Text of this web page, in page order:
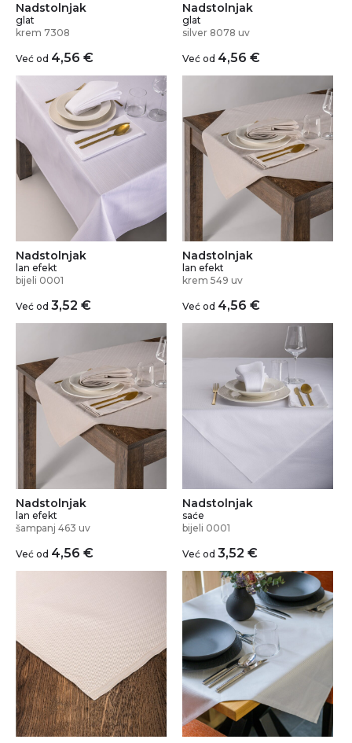
Nadstolnjak
glat
krem 7308
Već od 4,56 €
Nadstolnjak
glat
silver 8078 uv
Već od 4,56 €
Nadstolnjak
lan efekt
bijeli 0001
Već od 3,52 €
Nadstolnjak
lan efekt
krem 549 uv
Već od 4,56 €
Nadstolnjak
lan efekt
šampanj 463 uv
Već od 4,56 €
Nadstolnjak
saće
bijeli 0001
Već od 3,52 €